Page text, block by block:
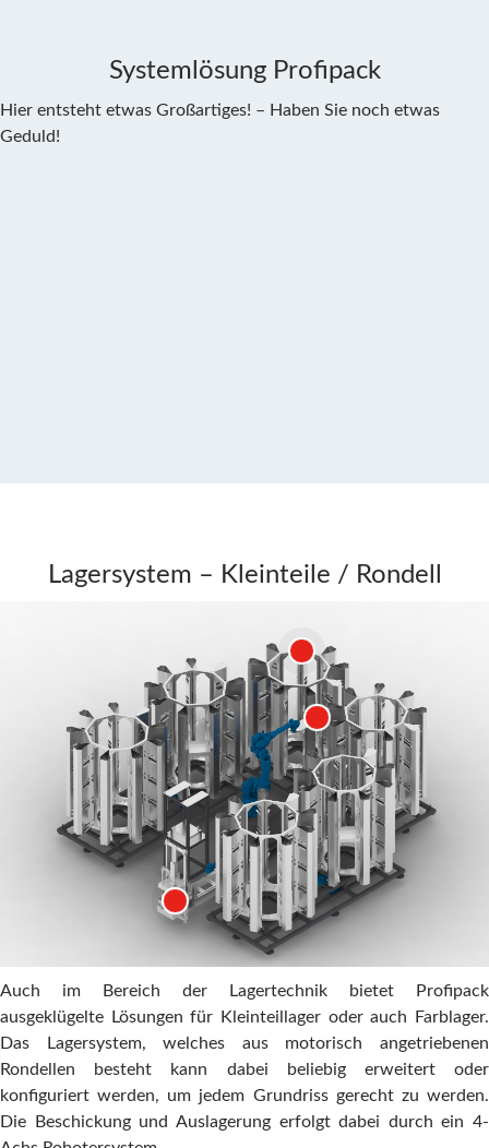
Systemlösung Profipack
Hier entsteht etwas Großartiges! – Haben Sie noch etwas
Geduld!
Lagersystem – Kleinteile / Rondell
Auch im Bereich der Lagertechnik bietet Profipack
ausgeklügelte Lösungen für Kleinteillager oder auch Farblager.
Das Lagersystem, welches aus motorisch angetriebenen
Rondellen besteht kann dabei beliebig erweitert oder
konfiguriert werden, um jedem Grundriss gerecht zu werden.
Die Beschickung und Auslagerung erfolgt dabei durch ein 4-